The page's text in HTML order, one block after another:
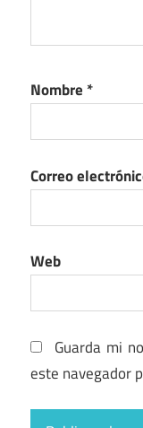
Nombre *
Correo
Web
Guarda mi
este navegador